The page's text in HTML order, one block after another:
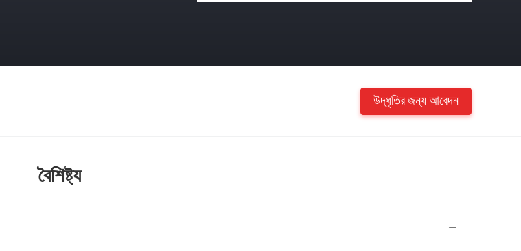
উদ্ধৃতির জন্য আবেদন
বৈশিষ্ট্য